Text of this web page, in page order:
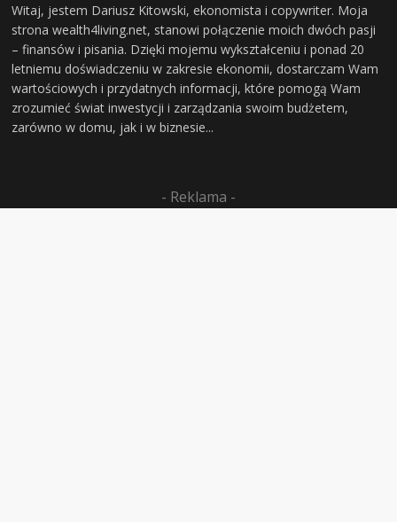
Witaj, jestem Dariusz Kitowski, ekonomista i copywriter. Moja
strona wealth4living.net, stanowi połączenie moich dwóch pasji
– finansów i pisania. Dzięki mojemu wykształceniu i ponad 20
letniemu doświadczeniu w zakresie ekonomii, dostarczam Wam
wartościowych i przydatnych informacji, które pomogą Wam
zrozumieć świat inwestycji i zarządzania swoim budżetem,
zarówno w domu, jak i w biznesie...
- Reklama -